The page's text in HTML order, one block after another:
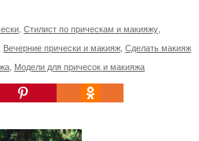
, Стилист по прическам и макияжу,
Вечерние прически и макияж, Сделать макияж
, Модели для причесок и макияжа